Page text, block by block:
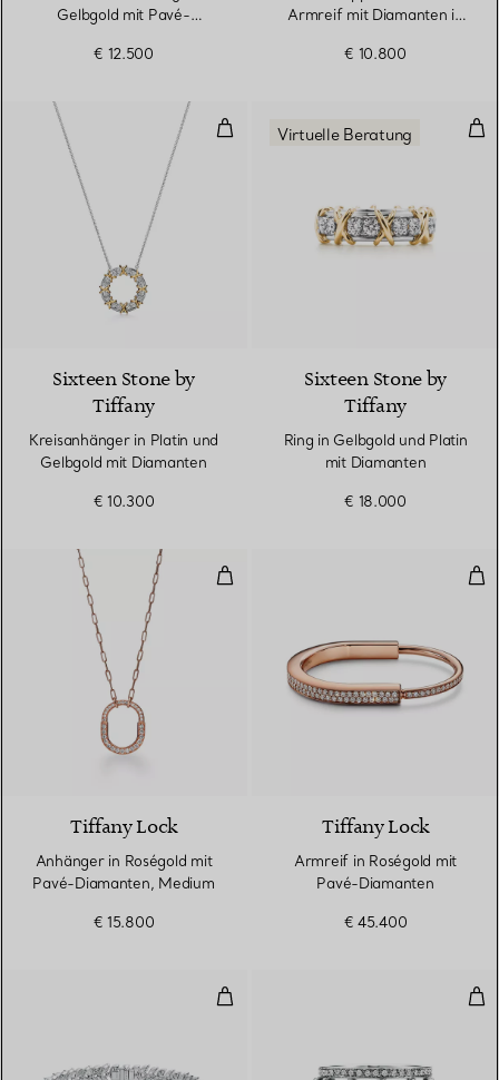
Gelbgold mit Pavé-
€ 12.500
Armreif mit Diamanten in
€ 10.800
Kreisanhänger in Platin und
Sixteen Stone by
Tiffany
Kreisanhänger in Platin und
Gelbgold mit Diamanten
€ 10.300
Virtuelle Beratung
Sixteen Stone by
Tiffany
Ring in Gelbgold und Platin
mit Diamanten
€ 18.000
Anhänger in Roségold mit
Tiffany Lock
Anhänger in Roségold mit
Pavé-Diamanten, Medium
€ 15.800
Tiffany Lock
Armreif in Roségold mit
Pavé-Diamanten
€ 45.400
Vine Diamant-Armband in Platin